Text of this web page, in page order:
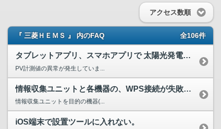
アクセス数順
『 三菱ＨＥＭＳ 』 内のFAQ 全106件
タブレットアプリ、スマホアプリで 太陽光発電量が 「-.-...
PV計測値の異常が発生していま...
情報収集ユニットと各機器の、WPS接続が失敗します。
情報収集ユニットを目的の機器(...
iOS端末で設置ツールに入れない。